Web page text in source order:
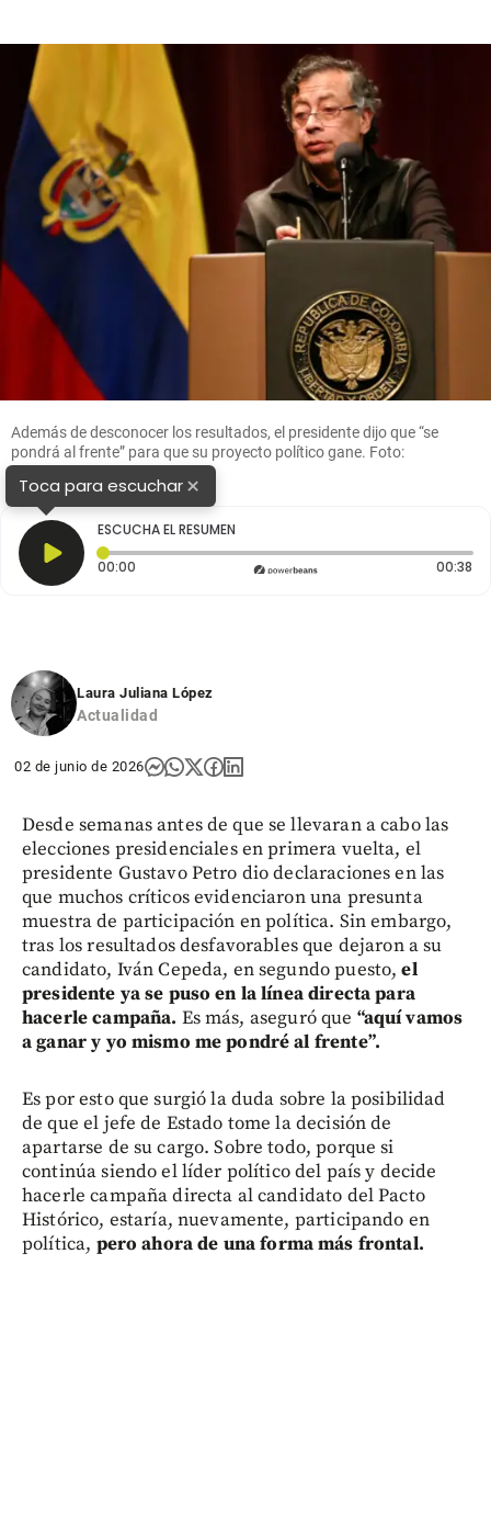
Además de desconocer los resultados, el presidente dijo que “se
pondrá al frente” para que su proyecto político gane. Foto:
Colprensa.
Toca para escuchar×
ESCUCHA EL RESUMEN
00:00 Tiempo transcurrido: 0 segundos 00:38
Laura Juliana López
Actualidad
02 de junio de 2026
Desde semanas antes de que se llevaran a cabo las
elecciones presidenciales en primera vuelta, el
presidente Gustavo Petro dio declaraciones en las
que muchos críticos evidenciaron una presunta
muestra de participación en política. Sin embargo,
tras los resultados desfavorables que dejaron a su
candidato, Iván Cepeda, en segundo puesto,el
presidente ya se puso en la línea directa para
hacerle campaña. Es más, aseguró que “aquí vamos
a ganar y yo mismo me pondré al frente”.
Es por esto que surgió la duda sobre la posibilidad
de que el jefe de Estado tome la decisión de
apartarse de su cargo. Sobre todo, porque si
continúa siendo el líder político del país y decide
hacerle campaña directa al candidato del Pacto
Histórico, estaría, nuevamente, participando en
política, pero ahora de una forma más frontal.